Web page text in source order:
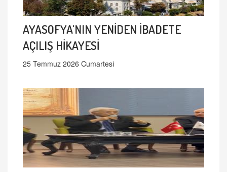
AYASOFYA'NIN YENİDEN İBADETE
AÇILIŞ HİKAYESİ
25 Temmuz 2026 Cumartesi